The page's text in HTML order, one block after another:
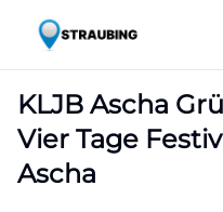
KLJB Ascha
Vier Tage
Ascha